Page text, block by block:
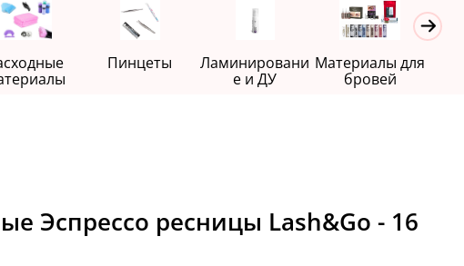
Пинцеты
Ламинировани
е и ДУ
Материалы для
бровей
Эспрессо ресницы Lash&Go - 16